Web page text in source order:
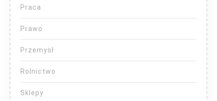
Praca
Prawo
Przemysł
Rolnictwo
Sklepy